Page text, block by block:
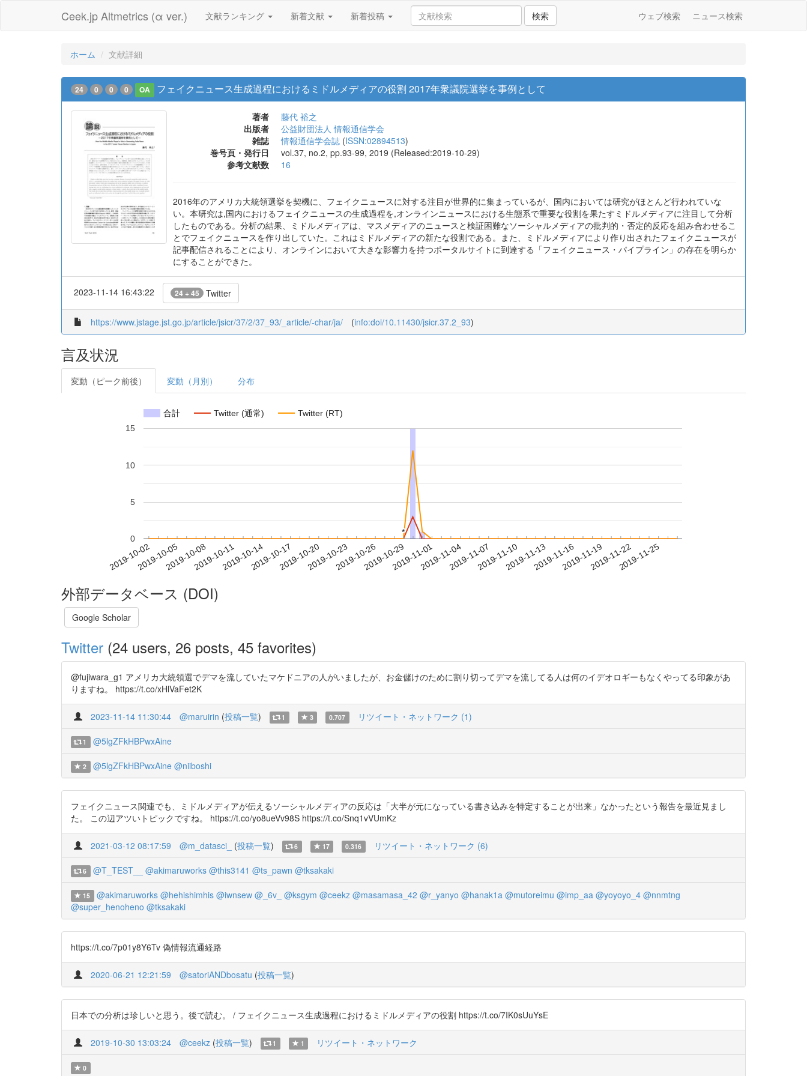
Ceek.jp Altmetrics (α ver.) 文献ランキング 新着文献 新着投稿 検索 ウェブ検索 ニュース検索
ホーム 文献詳細
24 0 0 0 OA フェイクニュース生成過程におけるミドルメディアの役割 2017年衆議院選挙を事例として
著者
藤代 裕之
出版者
公益財団法人 情報通信学会
雑誌
情報通信学会誌 (ISSN:02894513)
巻号頁・発行日
vol.37, no.2, pp.93-99, 2019 (Released:2019-10-29)
参考文献数
16
2016年のアメリカ大統領選挙を契機に、フェイクニュースに対する注目が世界的に集まっているが、国内においては研究がほとんど行われていな
い。本研究は,国内におけるフェイクニュースの生成過程を,オンラインニュースにおける生態系で重要な役割を果たすミドルメディアに注目して分析
したものである。分析の結果、ミドルメディアは、マスメディアのニュースと検証困難なソーシャルメディアの批判的・否定的反応を組み合わせるこ
とでフェイクニュースを作り出していた。これはミドルメディアの新たな役割である。また、ミドルメディアにより作り出されたフェイクニュースが
記事配信されることにより、オンラインにおいて大きな影響力を持つポータルサイトに到達する「フェイクニュース・パイプライン」の存在を明らか
にすることができた。
2023-11-14 16:43:22 24 + 45 Twitter
https://www.jstage.jst.go.jp/article/jsicr/37/2/37_93/_article/-char/ja/ (info:doi/10.11430/jsicr.37.2_93)
言及状況
変動（ピーク前後） 変動（月別） 分布
合計 Twitter (通常) Twitter (RT)
2019-10-022019-10-052019-10-082019-10-112019-10-142019-10-172019-10-202019-10-232019-10-262019-10-292019-11-012019-11-042019-11-072019-11-102019-11-132019-11-162019-11-192019-11-222019-11-25
0
5
10
15
*
*
外部データベース (DOI)
Google Scholar
Twitter (24 users, 26 posts, 45 favorites)
@fujiwara_g1 アメリカ大統領選でデマを流していたマケドニアの人がいましたが、お金儲けのために割り切ってデマを流してる人は何のイデオロギーもなくやってる印象があ
りますね。 https://t.co/xHlVaFet2K
2023-11-14 11:30:44 @maruirin (投稿一覧) 1 3 0.707 リツイート・ネットワーク (1)
1 @5lgZFkHBPwxAine
2 @5lgZFkHBPwxAine @niiboshi
フェイクニュース関連でも、ミドルメディアが伝えるソーシャルメディアの反応は「大半が元になっている書き込みを特定することが出来」なかったという報告を最近見まし
た。 この辺アツいトピックですね。 https://t.co/yo8ueVv98S https://t.co/Snq1vVUmKz
2021-03-12 08:17:59 @m_datasci_ (投稿一覧) 6 17 0.316 リツイート・ネットワーク (6)
6 @T_TEST__ @akimaruworks @this3141 @ts_pawn @tksakaki
15 @akimaruworks @hehishimhis @iwnsew @_6v_ @ksgym @ceekz @masamasa_42 @r_yanyo @hanak1a @mutoreimu @imp_aa @yoyoyo_4 @nnmtng
@super_henoheno @tksakaki
https://t.co/7p01y8Y6Tv 偽情報流通経路
2020-06-21 12:21:59 @satoriANDbosatu (投稿一覧)
日本での分析は珍しいと思う。後で読む。 / フェイクニュース生成過程におけるミドルメディアの役割 https://t.co/7IK0sUuYsE
2019-10-30 13:03:24 @ceekz (投稿一覧) 1 1 リツイート・ネットワーク
0